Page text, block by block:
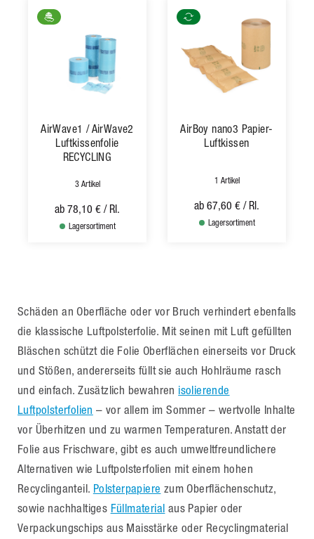
AirWave1 / AirWave2
Luftkissenfolie
RECYCLING
3 Artikel
ab 78,10 € / Rl.
Lagersortiment
AirBoy nano3 Papier-
Luftkissen
1 Artikel
ab 67,60 € / Rl.
Lagersortiment
Schäden an Oberfläche oder vor Bruch verhindert ebenfalls
die klassische Luftpolsterfolie. Mit seinen mit Luft gefüllten
Bläschen schützt die Folie Oberflächen einerseits vor Druck
und Stößen, andererseits füllt sie auch Hohlräume rasch
und einfach. Zusätzlich bewahren isolierende
Luftpolsterfolien – vor allem im Sommer – wertvolle Inhalte
vor Überhitzen und zu warmen Temperaturen. Anstatt der
Folie aus Frischware, gibt es auch umweltfreundlichere
Alternativen wie Luftpolsterfolien mit einem hohen
Recyclinganteil. Polsterpapiere zum Oberflächenschutz,
sowie nachhaltiges Füllmaterial aus Papier oder
Verpackungschips aus Maisstärke oder Recyclingmaterial